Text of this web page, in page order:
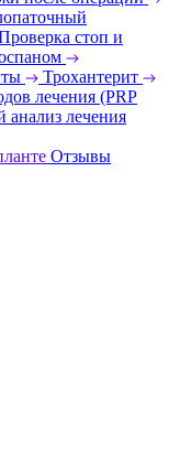
стоп и
Трохантерит
лечения (PRP
анализ лечения
Отзывы